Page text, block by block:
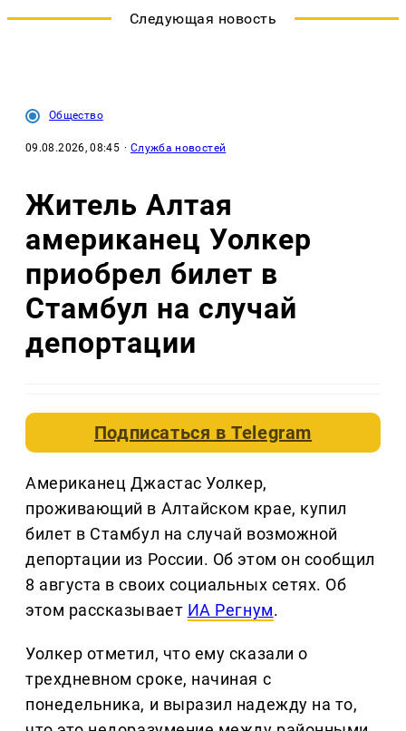
Следующая новость
Общество
09.08.2026, 08:45 · Служба новостей
Житель Алтая
американец Уолкер
приобрел билет в
Стамбул на случай
депортации
Подписаться вTelegram
Американец Джастас Уолкер,
проживающий в Алтайском крае, купил
билет в Стамбул на случай возможной
депортации из России. Об этом он сообщил
8 августа в своих социальных сетях. Об
этом рассказывает ИА Регнум.
Уолкер отметил, что ему сказали о
трехдневном сроке, начиная с
понедельника, и выразил надежду на то,